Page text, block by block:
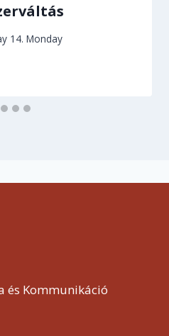
14. Monday
és Kommunikáció